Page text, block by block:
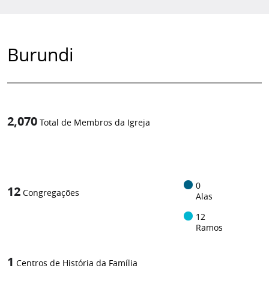
Burundi
2,070 Total de Membros da Igreja
12 Congregações
0
Alas
12
Ramos
1 Centros de História da Família